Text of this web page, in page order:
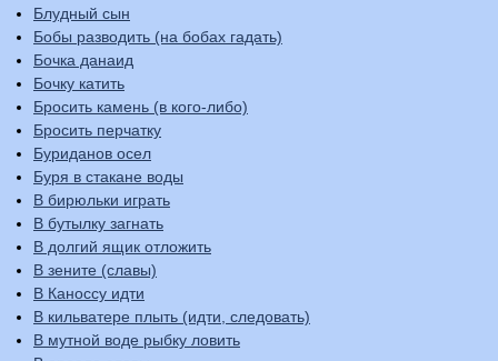
Блудный сын
Бобы разводить (на бобах гадать)
Бочка данаид
Бочку катить
Бросить камень (в кого-либо)
Бросить перчатку
Буриданов осел
Буря в стакане воды
В бирюльки играть
В бутылку загнать
В долгий ящик отложить
В зените (славы)
В Каноссу идти
В кильватере плыть (идти, следовать)
В мутной воде рыбку ловить